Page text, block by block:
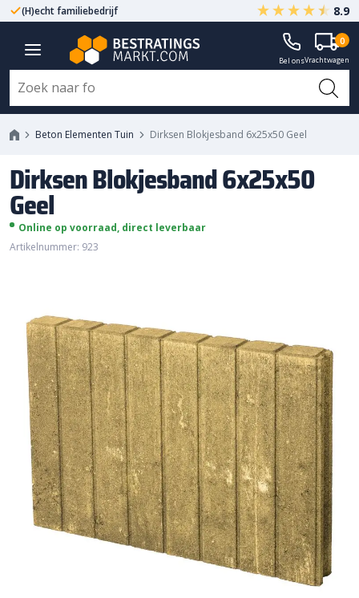
(H)echt familiebedrijf Gegarandeerd A-kwaliteit
8.9
Bel onsVrachtwagen
0
Beton Elementen Tuin Dirksen Blokjesband 6x25x50 Geel
Dirksen Blokjesband 6x25x50
Geel
Online op voorraad, direct leverbaar
Artikelnummer: 923
Dirksen Blokjesband 6x25x50
Geel